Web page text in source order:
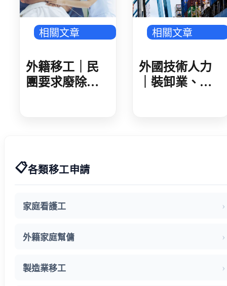
相關文章
外籍移工｜民
團要求廢除家
相關文章
外國技術人力
｜裝卸業、集
📋各類移工申請
家庭看護工
外籍家庭幫傭
製造業移工